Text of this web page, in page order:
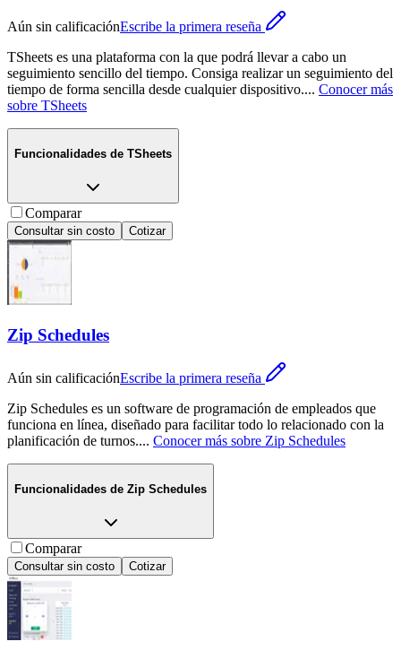
Aún sin calificaciónEscribe la primera reseña
TSheets es una plataforma con la que podrá llevar a cabo un
seguimiento sencillo del tiempo. Consiga realizar un seguimiento del
tiempo de forma sencilla desde cualquier dispositivo.... Conocer más
sobre TSheets
Funcionalidades de TSheets
Comparar
Consultar sin costo Cotizar
Zip Schedules
Aún sin calificaciónEscribe la primera reseña
Zip Schedules es un software de programación de empleados que
funciona en línea, diseñado para facilitar todo lo relacionado con la
planificación de turnos.... Conocer más sobre Zip Schedules
Funcionalidades de Zip Schedules
Comparar
Consultar sin costo Cotizar